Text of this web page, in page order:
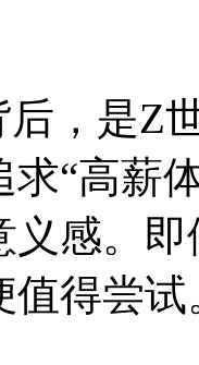
后，是Z
求“高薪
义感。
值得尝试